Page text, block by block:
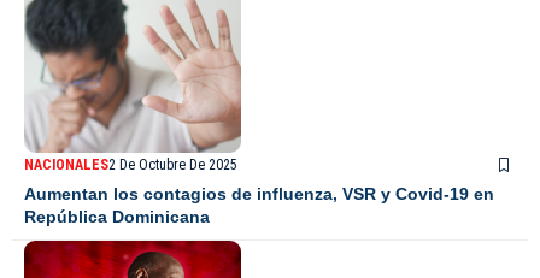
NACIONALES2 De Octubre De 2025
Aumentan los contagios de influenza, VSR y Covid-19 en
República Dominicana